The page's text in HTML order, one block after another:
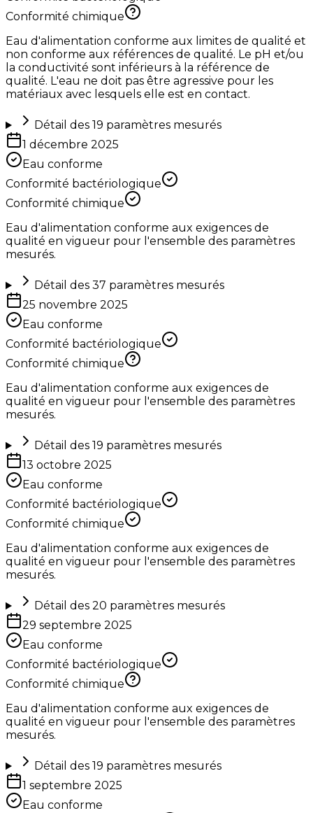
Conformité chimique
Eau d'alimentation conforme aux limites de qualité et
non conforme aux références de qualité. Le pH et/ou
la conductivité sont inférieurs à la référence de
qualité. L'eau ne doit pas être agressive pour les
matériaux avec lesquels elle est en contact.
Détail des 19 paramètres mesurés
1 décembre 2025
Eau conforme
Conformité bactériologique
Conformité chimique
Eau d'alimentation conforme aux exigences de
qualité en vigueur pour l'ensemble des paramètres
mesurés.
Détail des 37 paramètres mesurés
25 novembre 2025
Eau conforme
Conformité bactériologique
Conformité chimique
Eau d'alimentation conforme aux exigences de
qualité en vigueur pour l'ensemble des paramètres
mesurés.
Détail des 19 paramètres mesurés
13 octobre 2025
Eau conforme
Conformité bactériologique
Conformité chimique
Eau d'alimentation conforme aux exigences de
qualité en vigueur pour l'ensemble des paramètres
mesurés.
Détail des 20 paramètres mesurés
29 septembre 2025
Eau conforme
Conformité bactériologique
Conformité chimique
Eau d'alimentation conforme aux exigences de
qualité en vigueur pour l'ensemble des paramètres
mesurés.
Détail des 19 paramètres mesurés
1 septembre 2025
Eau conforme